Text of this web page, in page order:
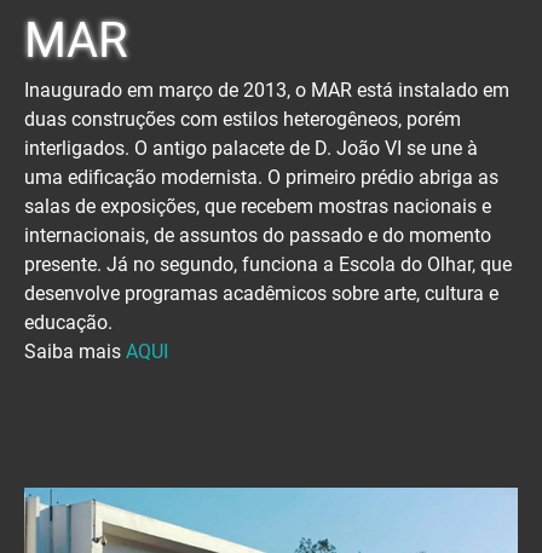
MAR
Inaugurado em março de 2013, o MAR está instalado em
duas construções com estilos heterogêneos, porém
interligados. O antigo palacete de D. João VI se une à
uma edificação modernista. O primeiro prédio abriga as
salas de exposições, que recebem mostras nacionais e
internacionais, de assuntos do passado e do momento
presente. Já no segundo, funciona a Escola do Olhar, que
desenvolve programas acadêmicos sobre arte, cultura e
educação.
Saiba mais AQUI